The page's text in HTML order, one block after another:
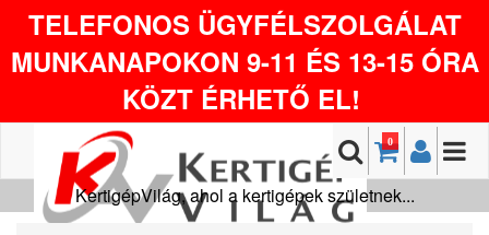
TELEFONOS ÜGYFÉLSZOLGÁLAT
MUNKANAPOKON 9-11 ÉS 13-15 ÓRA
KÖZT ÉRHETŐ EL!
0
KertigépVilág, ahol a kertigépek születnek...